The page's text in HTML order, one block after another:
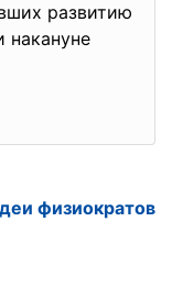
развитию
физиократов